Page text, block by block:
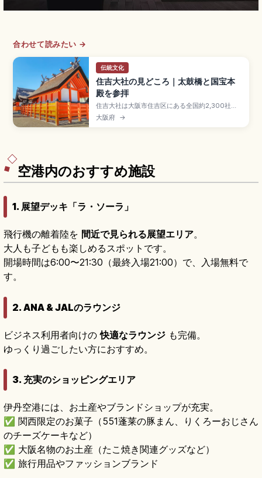
合わせて読みたい →
伝統文化
住吉大社の見どころ｜太鼓橋と国宝本
殿を参拝
住吉大社は大阪市住吉区にある全国約2,300社の
住吉神社の総本社で、約1,800年の歴史を誇る大
阪屈指の古社。「すみよっさん」の愛称で親しま
大阪府 →
空港内のおすすめ施設
1. 展望デッキ「ラ・ソーラ」
飛行機の離着陸を 間近で見られる展望エリア。
大人も子どもも楽しめるスポットです。
開場時間は6:00〜21:30（最終入場21:00）で、入場無料で
す。
2. ANA & JALのラウンジ
ビジネス利用者向けの快適なラウンジ も完備。
ゆっくり過ごしたい方におすすめ。
3. 充実のショッピングエリア
伊丹空港には、お土産やブランドショップが充実。
✅ 関西限定のお菓子（551蓬莱の豚まん、りくろーおじさん
のチーズケーキなど）
✅ 大阪名物のお土産（たこ焼き関連グッズなど）
✅ 旅行用品やファッションブランド